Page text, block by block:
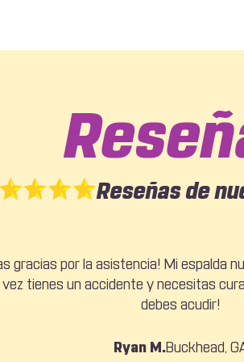
Reseñas de
gracias por la asistencia! Mi espalda
vez tienes un accidente y necesitas
debes acudir!
Ryan M.Buckhead,
el ambiente. Muy relajante. Todos
respecta. Instalaciones excelentes.
Marco StarrCollege
Baya Chicolla College
Earnestine MossEarnestine